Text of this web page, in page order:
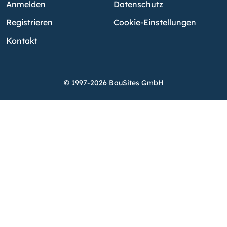
Anmelden
Registrieren
Kontakt
Datenschutz
Cookie-Einstellungen
© 1997-2026 BauSites GmbH